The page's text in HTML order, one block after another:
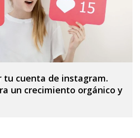
tu cuenta de instagram.
un crecimiento orgánico y